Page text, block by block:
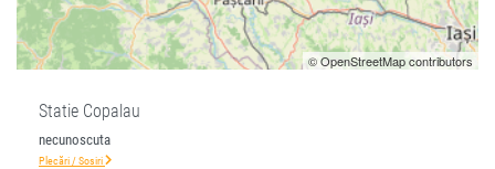
© OpenStreetMap contributors
Statie Copalau
necunoscuta
Plecări / Sosiri